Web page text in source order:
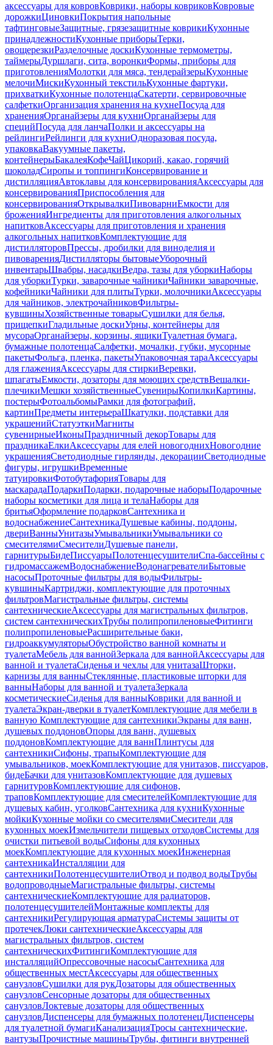
аксессуары для ковровКоврики, наборы ковриковКовровые
дорожкиЦиновкиПокрытия напольные
тафтинговыеЗащитные, грязезащитные коврикиКухонные
принадлежностиКухонные приборыТерки,
овощерезкиРазделочные доскиКухонные термометры,
таймерыДуршлаги, сита, воронкиФормы, приборы для
приготовленияМолотки для мяса, тендерайзерыКухонные
мелочиМискиКухонный текстильКухонные фартуки,
прихваткиКухонные полотенцаСкатерти, сервировочные
салфеткиОрганизация хранения на кухнеПосуда для
храненияОрганайзеры для кухниОрганайзеры для
специйПосуда для ланчаПолки и аксессуары на
рейлингиРейлинги для кухниОдноразовая посуда,
упаковкаВакуумные пакеты,
контейнерыБакалеяКофеЧайЦикорий, какао, горячий
шоколадСиропы и топпингиКонсервирование и
дистилляцияАвтоклавы для консервированияАксессуары для
консервированияПриспособления для
консервированияОткрывалкиПивоварниЕмкости для
броженияИнгредиенты для приготовления алкогольных
напитковАксессуары для приготовления и хранения
алкогольных напитковКомплектующие для
дистилляторовПрессы, дробилки для виноделия и
пивоваренияДистилляторы бытовыеУборочный
инвентарьШвабры, насадкиВедра, тазы для уборкиНаборы
для уборкиТурки, заварочные чайникиЧайники заварочные,
кофейникиЧайники для плитыТурки, молочникиАксессуары
для чайников, электрочайниковФильтры-
кувшиныХозяйственные товарыСушилки для белья,
прищепкиГладильные доскиУрны, контейнеры для
мусораОрганайзеры, корзины, ящикиТуалетная бумага,
бумажные полотенцаСалфетки, мочалки, губки, мусорные
пакетыФольга, пленка, пакетыУпаковочная тараАксессуары
для глаженияАксессуары для стиркиВеревки,
шпагатыЕмкости, дозаторы для моющих средствВешалки-
плечикиМешки хозяйственныеСувенирыКопилкиКартины,
постерыФотоальбомыРамки для фотографий,
картинПредметы интерьераШкатулки, подставки для
украшенийСтатуэткиМагниты
сувенирныеИконыПраздничный декорТовары для
праздникаЕлкиАксессуары для елей новогоднихНовогодние
украшенияСветодиодные гирлянды, декорацииСветодиодные
фигуры, игрушкиВременные
татуировкиФотобутафорияТовары для
маскарадаПодаркиПодарки, подарочные наборыПодарочные
наборы косметики для лица и телаНаборы для
бритьяОформление подарковСантехника и
водоснабжениеСантехникаДушевые кабины, поддоны,
двериВанныУнитазыУмывальникиУмывальники со
смесителямиСмесителиДушевые панели,
гарнитурыБидеПиссуарыПолотенцесушителиСпа-бассейны с
гидромассажемВодоснабжениеВодонагревателиБытовые
насосыПроточные фильтры для водыФильтры-
кувшиныКартриджи, комплектующие для проточных
фильтровМагистральные фильтры, системы
сантехническиеАксессуары для магистральных фильтров,
систем сантехническихТрубы полипропиленовыеФитинги
полипропиленовыеРасширительные баки,
гидроаккумуляторыОбустройство ванной комнаты и
туалетаМебель для ваннойЗеркала для ваннойАксессуары для
ванной и туалетаСиденья и чехлы для унитазаШторки,
карнизы для ванныСтеклянные, пластиковые шторки для
ванныНаборы для ванной и туалетаЗеркала
косметическиеСиденья для ванныКоврики для ванной и
туалетаЭкран-дверки в туалетКомплектующие для мебели в
ванную Комплектующие для сантехникиЭкраны для ванн,
душевых поддоновОпоры для ванн, душевых
поддоновКомплектующие для ваннПлинтусы для
сантехникиСифоны, трапыКомплектующие для
умывальников, моекКомплектующие для унитазов, писсуаров,
бидеБачки для унитазовКомплектующие для душевых
гарнитуровКомплектующие для сифонов,
траповКомплектующие для смесителейКомплектующие для
душевых кабин, уголковСантехника для кухниКухонные
мойкиКухонные мойки со смесителямиСмесители для
кухонных моекИзмельчители пищевых отходовСистемы для
очистки питьевой водыСифоны для кухонных
моекКомплектующие для кухонных моекИнженерная
сантехникаИнсталляции для
сантехникиПолотенцесушителиОтвод и подвод водыТрубы
водопроводныеМагистральные фильтры, системы
сантехническиеКомплектующие для радиаторов,
полотенцесушителейМонтажные комплекты для
сантехникиРегулирующая арматураСистемы защиты от
протечекЛюки сантехническиеАксессуары для
магистральных фильтров, систем
сантехническихФитингиКомплектующие для
инсталляцийОпрессовочные насосыСантехника для
общественных местАксессуары для общественных
санузловСушилки для рукДозаторы для общественных
санузловСенсорные дозаторы для общественных
санузловЛоктевые дозаторы для общественных
санузловДиспенсеры для бумажных полотенецДиспенсеры
для туалетной бумагиКанализацияТросы сантехнические,
вантузыПрочистные машиныТрубы, фитинги внутренней